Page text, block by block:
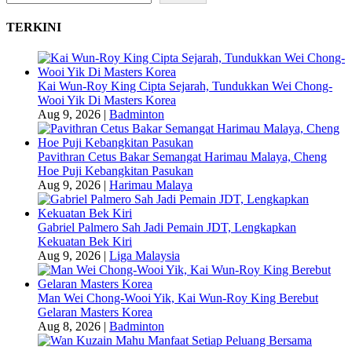
TERKINI
Kai Wun-Roy King Cipta Sejarah, Tundukkan Wei Chong-
Wooi Yik Di Masters Korea
Aug 9, 2026
Badminton
Pavithran Cetus Bakar Semangat Harimau Malaya, Cheng
Hoe Puji Kebangkitan Pasukan
Aug 9, 2026
Harimau Malaya
Gabriel Palmero Sah Jadi Pemain JDT, Lengkapkan
Kekuatan Bek Kiri
Aug 9, 2026
Liga Malaysia
Man Wei Chong-Wooi Yik, Kai Wun-Roy King Berebut
Gelaran Masters Korea
Aug 8, 2026
Badminton